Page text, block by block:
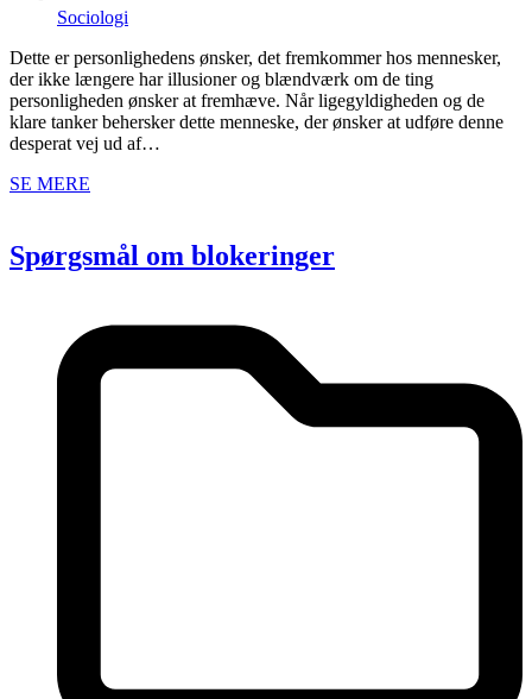
Sociologi
Dette er personlighedens ønsker, det fremkommer hos mennesker,
der ikke længere har illusioner og blændværk om de ting
personligheden ønsker at fremhæve. Når ligegyldigheden og de
klare tanker behersker dette menneske, der ønsker at udføre denne
desperat vej ud af…
SE MERE
Spørgsmål om blokeringer